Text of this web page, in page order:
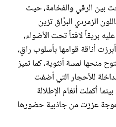
بين الرقي والفخامة، حيث
الزمردي البرَّاق تزين
بريقاً لافتاً تحت الأضواء،
أناقة قوامها بأسلوب راقٍ،
منحها لمسة أنثوية، كما تميز
للأحجار التي أضفت
أكملت أنغام الإطلالة
عززت من جاذبية حضورها